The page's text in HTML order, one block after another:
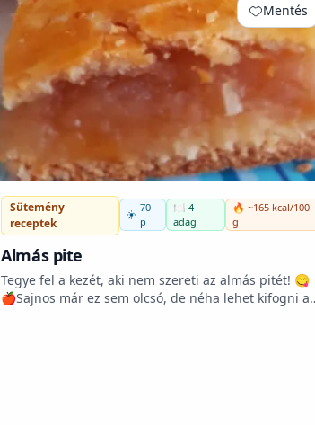
Mentés
Sütemény
receptek
70
p
🍽️ 4
adag
🔥 ~165 kcal/100
g
Almás pite
Tegye fel a kezét, aki nem szereti az almás pitét! 😋
🍎Sajnos már ez sem olcsó, de néha lehet kifogni a